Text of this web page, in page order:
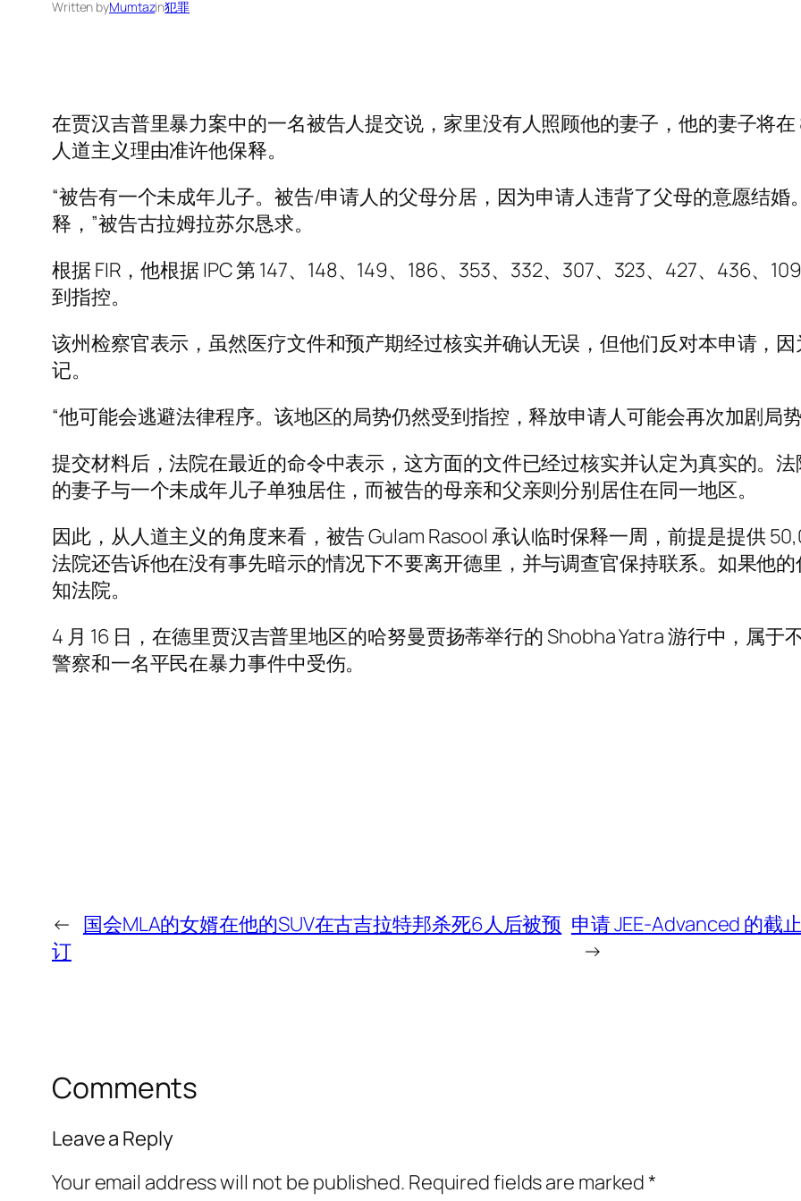
Written byMumtazin犯罪
在贾汉吉普里暴力案中的一名被告人提交说，家里没有人照顾他的妻子，他的妻子将
人道主义理由准许他保释。
“被告有一个未成年儿子。被告/申请人的父母分居，因为申请人违背了父母的意愿结
释，”被告古拉姆拉苏尔恳求。
根据 FIR，他根据 IPC 第 147、148、149、186、353、332、307、323、427、436、
到指控。
该州检察官表示，虽然医疗文件和预产期经过核实并确认无误，但他们反对本申请，
记。
“他可能会逃避法律程序。该地区的局势仍然受到指控，释放申请人可能会再次加剧局
提交材料后，法院在最近的命令中表示，这方面的文件已经过核实并认定为真实的。
的妻子与一个未成年儿子单独居住，而被告的母亲和父亲则分别居住在同一地区。
因此，从人道主义的角度来看，被告 Gulam Rasool 承认临时保释一周，前提是提供
法院还告诉他在没有事先暗示的情况下不要离开德里，并与调查官保持联系。如果他
知法院。
4 月 16 日，在德里贾汉吉普里地区的哈努曼贾扬蒂举行的 Shobha Yatra 游行中，属
警察和一名平民在暴力事件中受伤。
← 国会MLA的女婿在他的SUV在古吉拉特邦杀死6人后被预
订
申请 JEE-Advanced 的截
→
Comments
Leave a Reply
Your email address will not be published. Required fields are marked*